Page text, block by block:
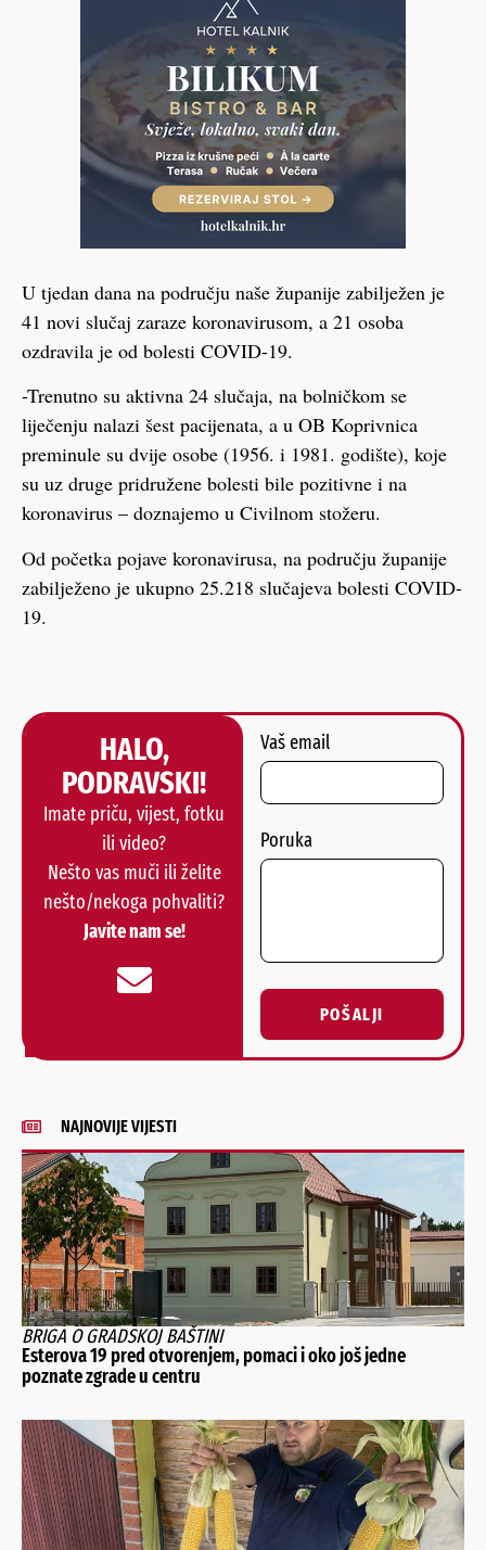
U tjedan dana na području naše županije zabilježen je
41 novi slučaj zaraze koronavirusom, a 21 osoba
ozdravila je od bolesti COVID-19.
-Trenutno su aktivna 24 slučaja, na bolničkom se
liječenju nalazi šest pacijenata, a u OB Koprivnica
preminule su dvije osobe (1956. i 1981. godište), koje
su uz druge pridružene bolesti bile pozitivne i na
koronavirus – doznajemo u Civilnom stožeru.
Od početka pojave koronavirusa, na području županije
zabilježeno je ukupno 25.218 slučajeva bolesti COVID-
19.
HALO,
PODRAVSKI!
Imate priču, vijest, fotku
ili video?
Nešto vas muči ili želite
nešto/nekoga pohvaliti?
Javite nam se!
Vaš email
Poruka
POŠALJI
Alternative:
NAJNOVIJE VIJESTI
BRIGA O GRADSKOJ BAŠTINI
Esterova 19 pred otvorenjem, pomaci i oko još jedne
poznate zgrade u centru